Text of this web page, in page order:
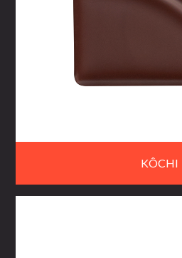
KÔCHI